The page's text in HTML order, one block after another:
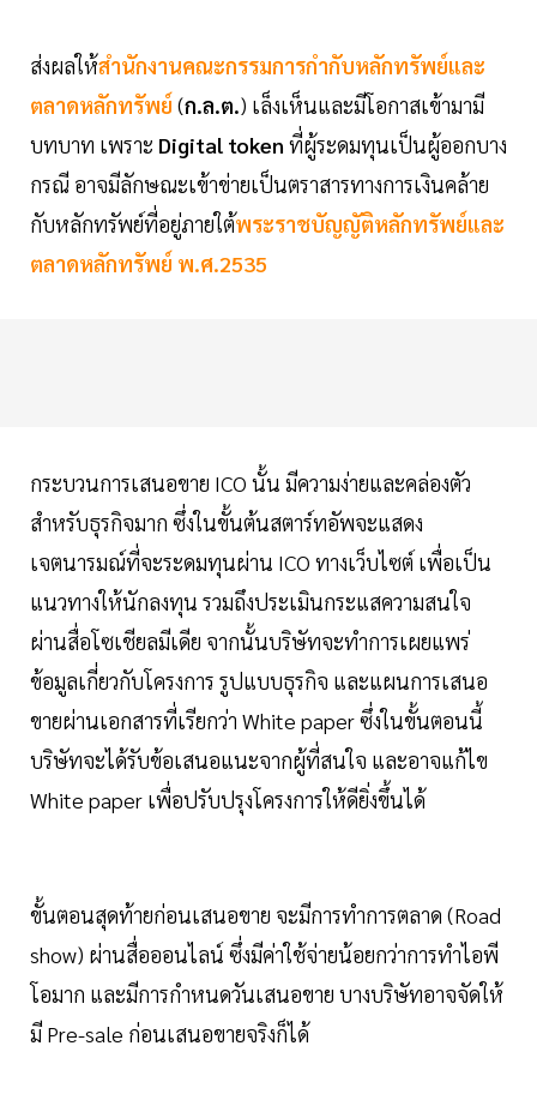
ส่งผลให้สำนักงานคณะกรรมการกำกับหลักทรัพย์และ
ตลาดหลักทรัพย์ (ก.ล.ต.) เล็งเห็นและมีโอกาสเข้ามามี
บทบาท เพราะ Digital token ที่ผู้ระดมทุนเป็นผู้ออกบาง
กรณี อาจมีลักษณะเข้าข่ายเป็นตราสารทางการเงินคล้าย
กับหลักทรัพย์ที่อยู่ภายใต้พระราชบัญญัติหลักทรัพย์และ
ตลาดหลักทรัพย์ พ.ศ.2535
กระบวนการเสนอขาย ICO นั้น มีความง่ายและคล่องตัว
สำหรับธุรกิจมาก ซึ่งในขั้นต้นสตาร์ทอัพจะแสดง
เจตนารมณ์ที่จะระดมทุนผ่าน ICO ทางเว็บไซต์ เพื่อเป็น
แนวทางให้นักลงทุน รวมถึงประเมินกระแสความสนใจ
ผ่านสื่อโซเชียลมีเดีย จากนั้นบริษัทจะทำการเผยแพร่
ข้อมูลเกี่ยวกับโครงการ รูปแบบธุรกิจ และแผนการเสนอ
ขายผ่านเอกสารที่เรียกว่า White paper ซึ่งในขั้นตอนนี้
บริษัทจะได้รับข้อเสนอแนะจากผู้ที่สนใจ และอาจแก้ไข
White paper เพื่อปรับปรุงโครงการให้ดียิ่งขึ้นได้
ขั้นตอนสุดท้ายก่อนเสนอขาย จะมีการทำการตลาด (Road
show) ผ่านสื่อออนไลน์ ซึ่งมีค่าใช้จ่ายน้อยกว่าการทำไอพี
โอมาก และมีการกำหนดวันเสนอขาย บางบริษัทอาจจัดให้
มี Pre-sale ก่อนเสนอขายจริงก็ได้